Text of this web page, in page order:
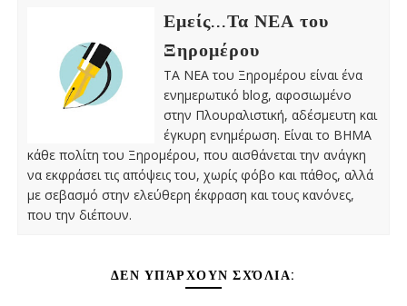
Εμείς...Τα ΝΕΑ του
Ξηρομέρου
ΤΑ ΝΕΑ του Ξηρομέρου είναι ένα
ενημερωτικό blog, αφοσιωμένο
στην Πλουραλιστική, αδέσμευτη και
έγκυρη ενημέρωση. Είναι το ΒΗΜΑ
κάθε πολίτη του Ξηρομέρου, που αισθάνεται την ανάγκη
να εκφράσει τις απόψεις του, χωρίς φόβο και πάθος, αλλά
με σεβασμό στην ελεύθερη έκφραση και τους κανόνες,
που την διέπουν.
ΔΕΝ ΥΠΆΡΧΟΥΝ ΣΧΌΛΙΑ: